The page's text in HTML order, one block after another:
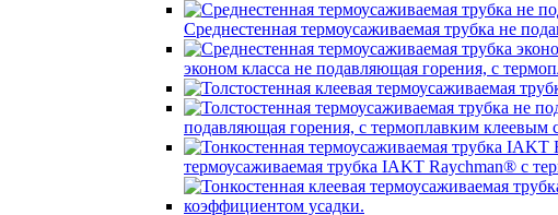
Среднестенная термоусаживаемая трубка не
эконом класса не подавляющая горения, с
подавляющая горения, с термоплавким клеевым
термоусаживаемая трубка IAKT Raychman® с